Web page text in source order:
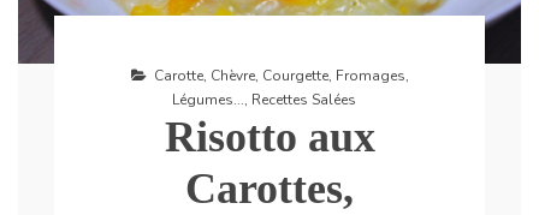
Carotte, Chèvre, Courgette, Fromages,
Légumes..., Recettes Salées
Risotto aux
Carottes,